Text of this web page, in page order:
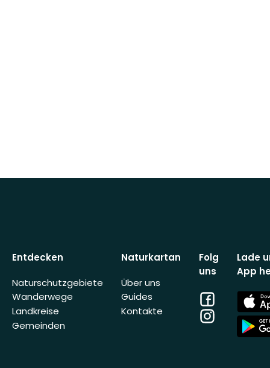
Entdecken
Naturschutzgebiete
Wanderwege
Landkreise
Gemeinden
Naturkartan
Über uns
Guides
Kontakte
Folg
uns
Facebook
Instagram
Lade
App
App
Store
App
Store